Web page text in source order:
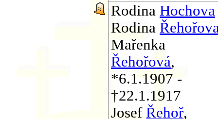
Rodina Hochova
Rodina
Mařenka
Řehořová,
*6.1.1907 -
†22.1.1917
Josef Řehoř,